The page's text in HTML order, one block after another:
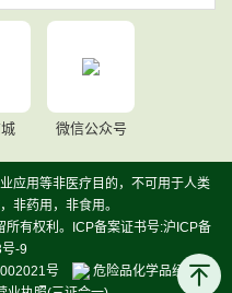
微信公众号
应用等非医疗目的，不可用于人类
非药用，非食用。
有权利。ICP备案证书号:沪ICP备
-9
号
危险品化学品经营许